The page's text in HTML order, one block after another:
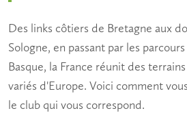
Des links côtiers de Bretagne aux
Sologne, en passant par les
Basque, la France réunit des
variés d'Europe. Voici comment
le club qui vous correspond.